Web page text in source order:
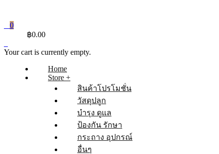
0
฿0.00
Your cart is currently empty.
Home
Store +
สินค้าโปรโมชั่น
วัสดุปลูก
บำรุง ดูแล
ป้องกัน รักษา
กระถาง อุปกรณ์
อื่นๆ